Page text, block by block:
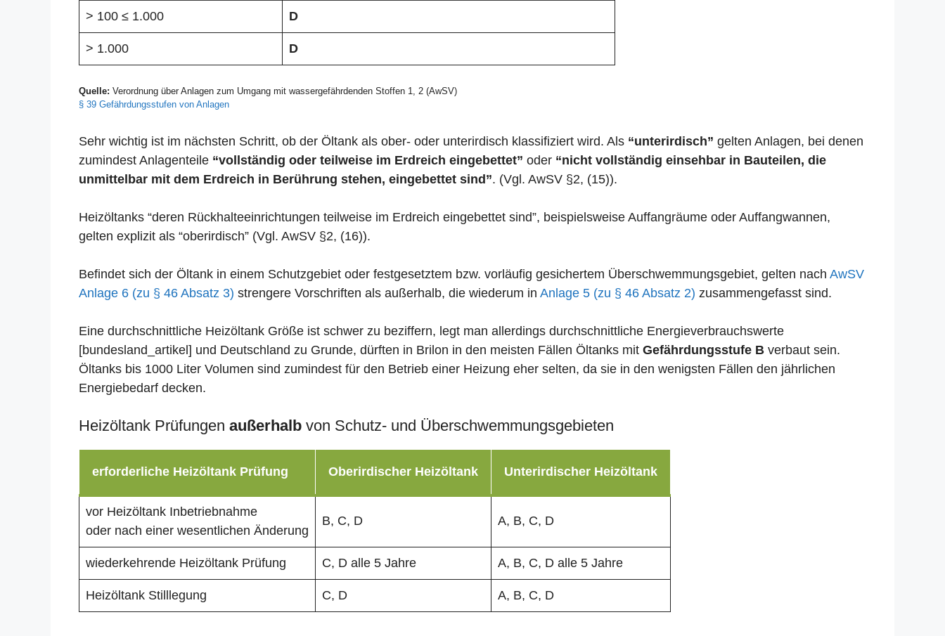
> 100 ≤ 1.000 D
> 1.000 D
Quelle: Verordnung über Anlagen zum Umgang mit wassergefährdenden Stoffen 1, 2 (AwSV)
§ 39 Gefährdungsstufen von Anlagen
Sehr wichtig ist im nächsten Schritt, ob der Öltank als ober- oder unterirdisch klassifiziert wird. Als “unterirdisch” gelten Anlagen, bei denen
zumindest Anlagenteile “vollständig oder teilweise im Erdreich eingebettet” oder “nicht vollständig einsehbar in Bauteilen, die
unmittelbar mit dem Erdreich in Berührung stehen, eingebettet sind”. (Vgl. AwSV §2, (15)).
Heizöltanks “deren Rückhalteeinrichtungen teilweise im Erdreich eingebettet sind”, beispielsweise Auffangräume oder Auffangwannen,
gelten explizit als “oberirdisch” (Vgl. AwSV §2, (16)).
Befindet sich der Öltank in einem Schutzgebiet oder festgesetztem bzw. vorläufig gesichertem Überschwemmungsgebiet, gelten nach AwSV
Anlage 6 (zu § 46 Absatz 3) strengere Vorschriften als außerhalb, die wiederum in Anlage 5 (zu § 46 Absatz 2) zusammengefasst sind.
Eine durchschnittliche Heizöltank Größe ist schwer zu beziffern, legt man allerdings durchschnittliche Energieverbrauchswerte
[bundesland_artikel] und Deutschland zu Grunde, dürften in Brilon in den meisten Fällen Öltanks mit Gefährdungsstufe B verbaut sein.
Öltanks bis 1000 Liter Volumen sind zumindest für den Betrieb einer Heizung eher selten, da sie in den wenigsten Fällen den jährlichen
Energiebedarf decken.
Heizöltank Prüfungen außerhalb von Schutz- und Überschwemmungsgebieten
erforderliche Heizöltank Prüfung Oberirdischer Heizöltank Unterirdischer Heizöltank
vor Heizöltank Inbetriebnahme
oder nach einer wesentlichen Änderung
B, C, D A, B, C, D
wiederkehrende Heizöltank Prüfung C, D alle 5 Jahre A, B, C, D alle 5 Jahre
Heizöltank Stilllegung C, D A, B, C, D